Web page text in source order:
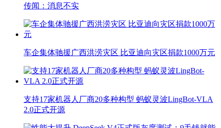
传闻：消息不实
车企集体驰援广西洪涝灾区 比亚迪向灾区捐款1000万元
支持17家机器人厂商20多种构型 蚂蚁灵波LingBot-VLA
2.0正式开源